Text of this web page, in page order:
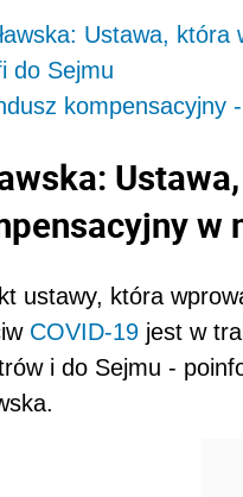
Ustawa,
do Sejmu
kompensacyjny
w
ustawy, która
COVID-19 jest w
i do Sejmu -